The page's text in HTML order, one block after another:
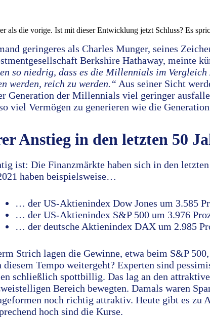
als die vorige. Ist mit dieser Entwicklung jetzt Schluss? Es
geringeres als Charles Munger, seines
Berkshire Hathaway, meinte
so niedrig, dass es die Millennials im
werden, reich zu werden.“ Aus seiner Sicht
Generation der Millennials viel geringer
viel Vermögen zu generieren wie die
Anstieg in den letzten 50
ist: Die Finanzmärkte haben sich in den
haben beispielsweise…
… der US-Aktienindex Dow Jones um 3.585
… der US-Aktienindex S&P 500 um 3.976
… der deutsche Aktienindex DAX um 2.985
Strich lagen die Gewinne, etwa beim S&P
diesem Tempo weitergeht? Experten sind
schließlich spottbillig. Das lag an den
Bereich bewegten. Damals waren
noch richtig attraktiv. Heute gibt es zu
hoch sind die Kurse.